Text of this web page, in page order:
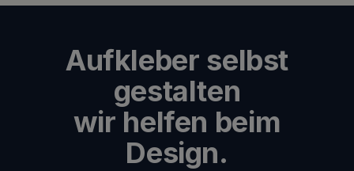
Aufkleber
Aufkleber selbst
gestalten
wir helfen beim
Design.